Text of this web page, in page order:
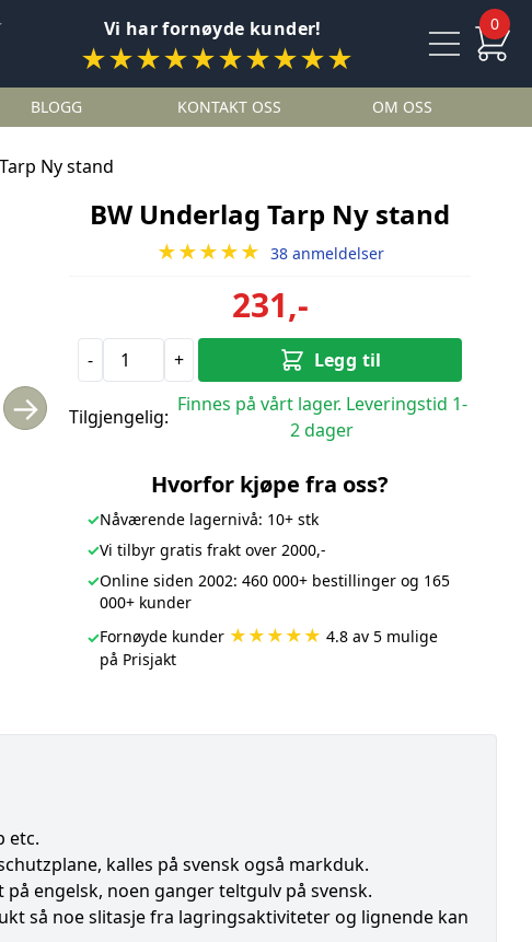
Vi har fornøyde kunder!
★★★★★★★★★★
0
BLOGG KONTAKT OSS OM OSS
Ny stand
→
BW Underlag Tarp Ny stand
★★★★★ 38 anmeldelser
231,-
- + Legg til
Tilgjengelig:
Finnes på vårt lager. Leveringstid 1-
2 dager
Hvorfor kjøpe fra oss?
✓Nåværende lagernivå: 10+ stk
✓Vi tilbyr gratis frakt over 2000,-
✓Online siden 2002: 460 000+ bestillinger og 165
000+ kunder
✓Fornøyde kunder ★★★★★ 4.8 av 5 mulige
på Prisjakt
etc.
kalles på svensk også markduk.
engelsk, noen ganger teltgulv på svensk.
så noe slitasje fra lagringsaktiviteter og lignende kan